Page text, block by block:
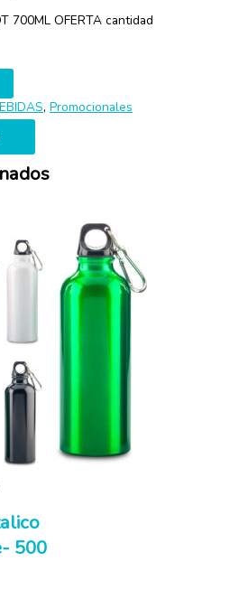
700ML OFERTA cantidad
, Promocionales
500